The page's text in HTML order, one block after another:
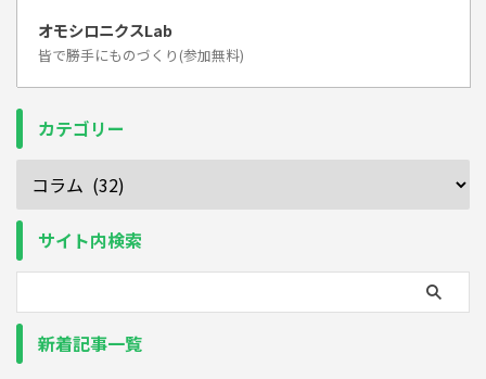
オモシロニクスLab
皆で勝手にものづくり(参加無料)
カテゴリー
サイト内検索
新着記事一覧